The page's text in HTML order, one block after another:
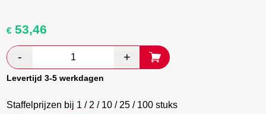
Oorspronkelijke
was:
€ 89,10.
€ 53,46
€ 51,68.
Levertijd 3-5 werkdagen
Staffelprijzen bij 1 / 2 / 10 / 25 / 100 stuks